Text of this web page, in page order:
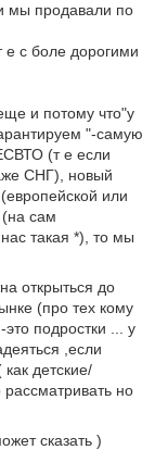
продавали по
е с боле дорогими
и потому что"у
"-самую
(т е если
СНГ), новый
или
(на сам
такая *), то мы
открыться до
(про тех кому
подростки ... у
,если
детские/
но
сказать )